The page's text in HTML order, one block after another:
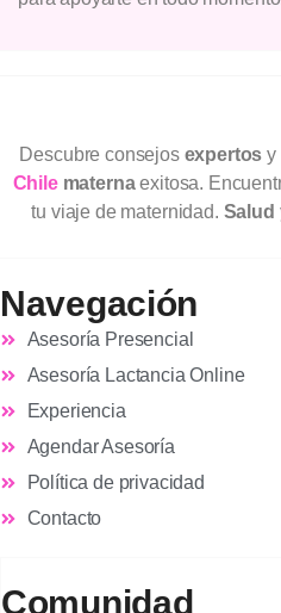
Descubre consejos expertos y
Chilematernaexitosa.
tu viaje de maternidad. Salud
Navegación
Asesoría Presencial
Asesoría Lactancia Online
Experiencia
Agendar Asesoría
Política de privacidad
Contacto
Comunidad